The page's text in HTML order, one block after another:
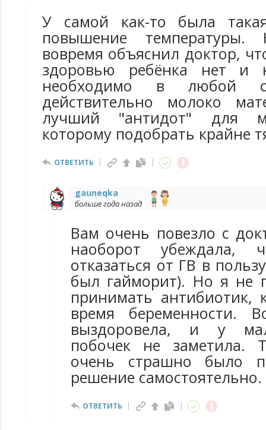
У самой как-то была
повышение
вовремя объяснил доктор,
здоровью ребёнка нет и
необходимо в любой
действительно молоко
лучший "антидот" для
которому подобрать крайне
ОТВЕТИТЬ
gauneqka
больше года назад
Вам очень повезло с
наоборот убеждала,
отказаться от ГВ в
был гайморит). Но я не
принимать антибиотик,
время беременности.
выздоровела, и у
побочек не заметила.
очень страшно было
решение самостоятельно.
ОТВЕТИТЬ